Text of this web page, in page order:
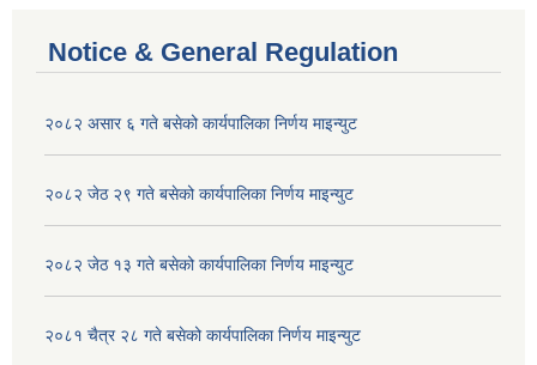
Notice & General Regulation
२०८२ असार ६ गते बसेको कार्यपालिका निर्णय माइन्युट
२०८२ जेठ २९ गते बसेको कार्यपालिका निर्णय माइन्युट
२०८२ जेठ १३ गते बसेको कार्यपालिका निर्णय माइन्युट
२०८१ चैत्र २८ गते बसेको कार्यपालिका निर्णय माइन्युट